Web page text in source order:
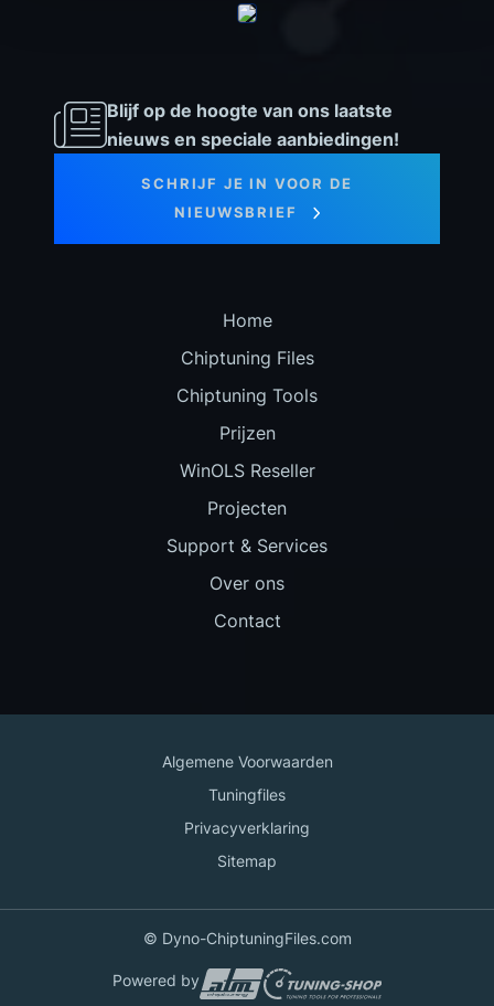
Blijf op de hoogte van ons laatste
nieuws en speciale aanbiedingen!
SCHRIJF JE IN VOOR DE
NIEUWSBRIEF
Home
Chiptuning Files
Chiptuning Tools
Prijzen
WinOLS Reseller
Projecten
Support & Services
Over ons
Contact
Algemene Voorwaarden
Tuningfiles
Privacyverklaring
Sitemap
© Dyno-ChiptuningFiles.com
Powered by